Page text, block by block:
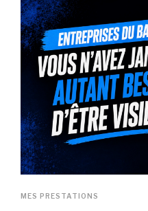
MES PRESTATIONS